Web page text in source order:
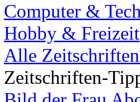
Computer &
Hobby & Freizeit
Alle
Zeitschriften-